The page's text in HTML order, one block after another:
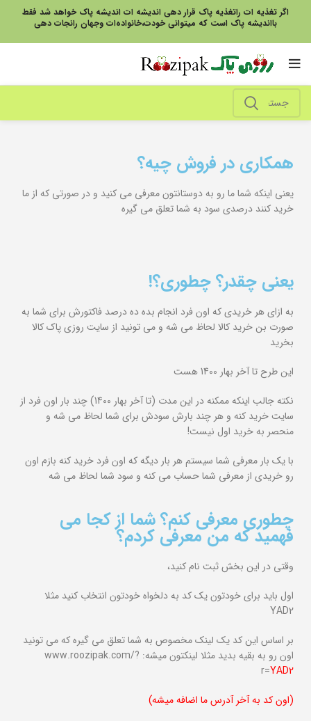
اگر تغذیه ات راتغذیه پاک قرار دهی اندیشه ات اندیشه پاک خواهد شد فقط
بااندیشه پاک است که میتوانی خودت،خانواده‌ات وجهان رانجات دهی
همکاری در فروش چیه؟
یعنی اینکه شما ما رو به دوستانتون معرفی می کنید و در صورتی که از ما
خرید کنند درصدی سود به شما تعلق می گیره
یعنی چقدر؟ چطوری؟!
به ازای هر خریدی که اون فرد انجام بده ده درصد فاکتورش برای شما به
صورت بن خرید کالا لحاظ می شه و می تونید از سایت روزی پاک کالا
بخرید
این طرح تا آخر بهار 1400 هست
نکته جالب اینکه ممکنه در این مدت (تا آخر بهار 1400) چند بار اون فرد از
سایت خرید کنه و هر چند بارش سودش برای شما لحاظ می شه و
منحصر به خرید اول نیست!
با یک بار معرفی شما سیستم هر بار دیگه که اون فرد خرید کنه بازم اون
رو خریدی از معرفی شما حساب می کنه و سود شما لحاظ می شه
چطوری معرفی کنم؟ شما از کجا می
فهمید که من معرفی کردم؟
وقتی در این بخش ثبت نام کنید،
اول باید برای خودتون یک کد به دلخواه خودتون انتخاب کنید مثلا
YAD2
بر اساس این کد یک لینک مخصوص به شما تعلق می گیره که می تونید
اون رو به بقیه بدید مثلا لینکتون میشه: www.roozipak.com/?
r=YAD2
(اون کد به آخر آدرس ما اضافه میشه)